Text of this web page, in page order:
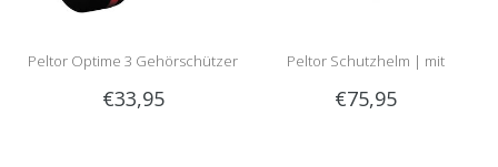
Peltor Optime 3 Gehörschützer
€33,95
Peltor Schutzhelm | mit
Optime 2 Gehörschutz und
€75,95